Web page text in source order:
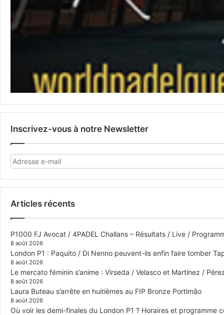
Inscrivez-vous à notre Newsletter
Articles récents
P1000 FJ Avocat / 4PADEL Challans – Résultats / Live /
8 août 2026
London P1 : Paquito / Di Nenno peuvent-ils enfin faire tomber
8 août 2026
Le mercato féminin s’anime : Virseda / Velasco et Martínez /
8 août 2026
Laura Buteau s’arrête en huitièmes au FIP Bronze Portimão
8 août 2026
Où voir les demi-finales du London P1 ? Horaires et programme